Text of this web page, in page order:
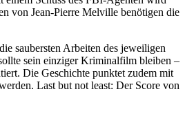
von Jean-Pierre Melville benötigen die
saubersten Arbeiten des jeweiligen
sein einziger Kriminalfilm bleiben –
Die Geschichte punktet zudem mit
Last but not least: Der Score von